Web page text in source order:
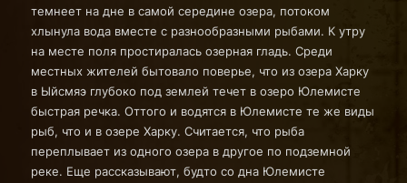
темнеет на дне в самой середине озера, потоком
хлынула вода вместе с разнообразными рыбами. К утру
на месте поля простиралась озерная гладь. Среди
местных жителей бытовало поверье, что из озера Харку
в Ыйсмяэ глубоко под землей течет в озеро Юлемисте
быстрая речка. Оттого и водятся в Юлемисте те же виды
рыб, что и в озере Харку. Считается, что рыба
переплывает из одного озера в другое по подземной
реке. Еще рассказывают, будто со дна Юлемисте